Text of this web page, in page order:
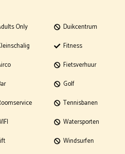
Only
Duikcentrum
Fitness
Fietsverhuur
Golf
Tennisbanen
Watersporten
Windsurfen